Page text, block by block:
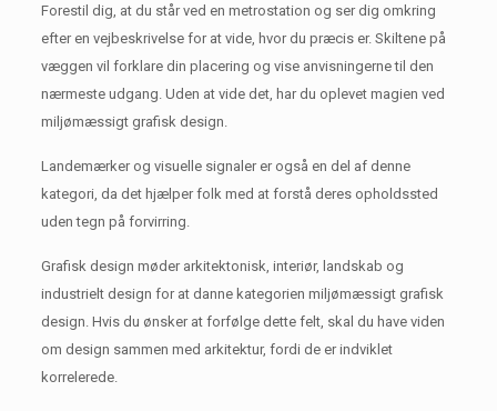
Forestil dig, at du står ved en metrostation og ser dig omkring
efter en vejbeskrivelse for at vide, hvor du præcis er. Skiltene på
væggen vil forklare din placering og vise anvisningerne til den
nærmeste udgang. Uden at vide det, har du oplevet magien ved
miljømæssigt grafisk design.
Landemærker og visuelle signaler er også en del af denne
kategori, da det hjælper folk med at forstå deres opholdssted
uden tegn på forvirring.
Grafisk design møder arkitektonisk, interiør, landskab og
industrielt design for at danne kategorien miljømæssigt grafisk
design. Hvis du ønsker at forfølge dette felt, skal du have viden
om design sammen med arkitektur, fordi de er indviklet
korrelerede.